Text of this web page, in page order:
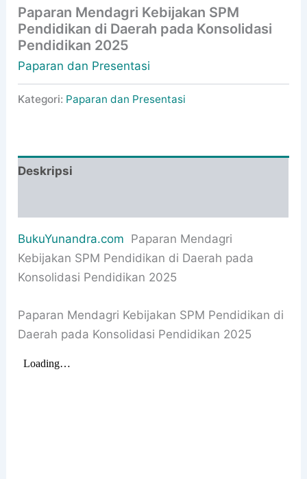
Paparan Mendagri Kebijakan SPM
Pendidikan di Daerah pada Konsolidasi
Pendidikan 2025
Paparan dan Presentasi
Kategori: Paparan dan Presentasi
Deskripsi
BukuYunandra.com Paparan Mendagri
Kebijakan SPM Pendidikan di Daerah pada
Konsolidasi Pendidikan 2025
Paparan Mendagri Kebijakan SPM Pendidikan di
Daerah pada Konsolidasi Pendidikan 2025